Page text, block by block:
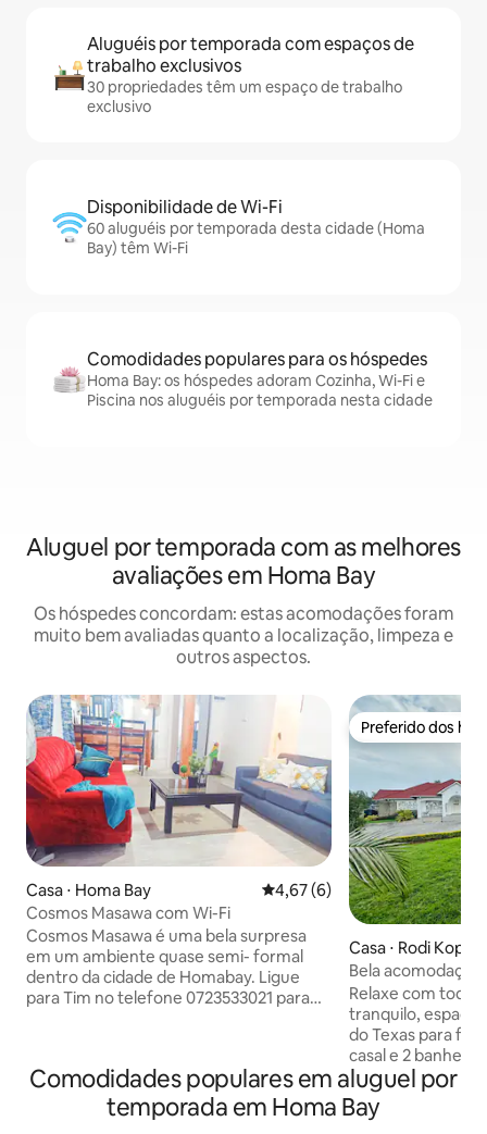
Aluguéis por temporada com espaços de
trabalho exclusivos
30 propriedades têm um espaço de trabalho
exclusivo
Disponibilidade de Wi-Fi
60 aluguéis por temporada desta cidade (Homa
Bay) têm Wi-Fi
Comodidades populares para os hóspedes
Homa Bay: os hóspedes adoram Cozinha, Wi-Fi e
Piscina nos aluguéis por temporada nesta cidade
Aluguel por temporada com as melhores
avaliações em Homa Bay
Os hóspedes concordam: estas acomodações foram
muito bem avaliadas quanto a localização, limpeza e
outros aspectos.
Casa ⋅ Homa Bay 4,67 de uma avaliação média
4,67 (6)
Cosmos Masawa com Wi-Fi
Cosmos Masawa é uma bela surpresa
em um ambiente quase semi- formal
dentro da cidade de Homabay. Ligue
para Tim no telefone 0723533021 para
rara. A unidade de 3 quartos com um
plano de cozinha aberto foi feita com
amor e é um espaço que temos o prazer
Preferido dos
Preferido dos
Casa ⋅ Rodi
Bela
Homabay, Quênia
Relaxe com toda
tranquilo,
do Texas para
casal e 2
Oferecemos um
caseiro com
totalmente
Comodidades populares em aluguel por
temporada em Homa Bay